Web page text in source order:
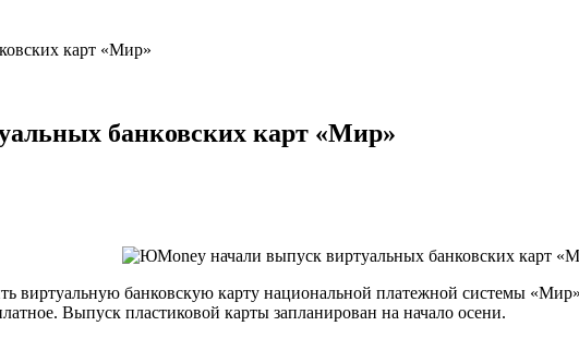
карт «Мир»
банковских карт «Мир»
банковскую карту национальной платежной системы
Выпуск пластиковой карты запланирован на начало осени.